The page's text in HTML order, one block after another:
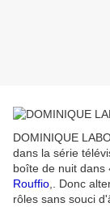
DOMINIQUE
dans la série
boîte de nuit dans
Rouffio ,. Donc
rôles sans souci